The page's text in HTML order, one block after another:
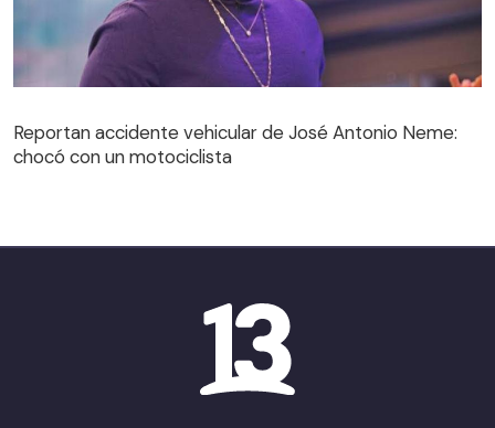
Reportan accidente vehicular de José Antonio Neme:
chocó con un motociclista